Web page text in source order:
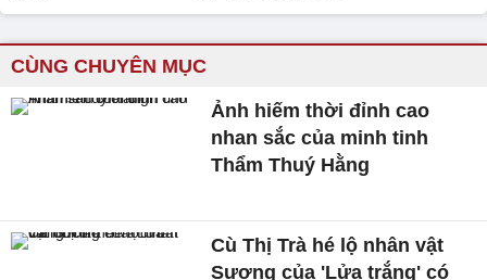
CÙNG CHUYÊN MỤC
Ảnh hiếm thời đỉnh cao
nhan sắc của minh tinh
Thẩm Thuý Hằng
Cù Thị Trà hé lộ nhân vật
Sương của 'Lửa trắng' có